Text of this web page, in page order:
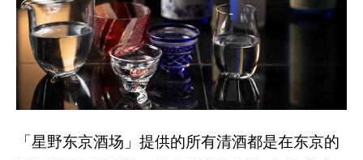
「星野东京酒场」提供的所有清酒都是在东京的